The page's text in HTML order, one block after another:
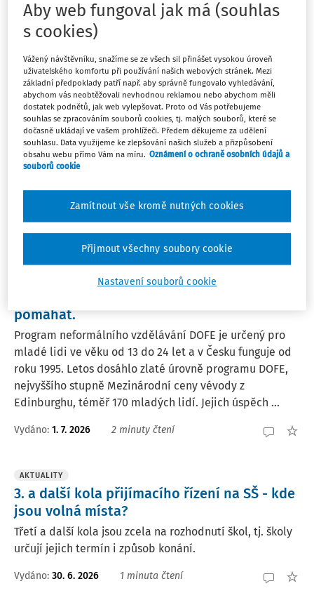
Komplexní průvodce a podpora (nejen) pro školní praxi
Vydáno:2. 7. 2026
AKTUALITY
Bezpečný tábor: Jak o prázdninách podpořit
rodiče a děti
Letní prázdniny jsou v plném proudu a tisíce dětí právě
teď tráví čas na táborech, soustředěních nebo
příměstských kurzech. Přestože školní chodby zejí
prázdnotou, role školy jako partnera pro rodiče
nekončí. Právě uprostřed léta jim můžete skrze školní ...
Vydáno:1. 7. 2026 7 minut čtení
pomáhat.
Program neformálního vzdělávání DOFE je určený pro
mladé lidi ve věku od 13 do 24 let a v Česku funguje od
roku 1995. Letos dosáhlo zlaté úrovně programu DOFE,
nejvyššího stupně Mezinárodní ceny vévody z
Edinburghu, téměř 170 mladých lidí. Jejich úspěch ...
Vydáno: 1. 7. 2026 2 minuty čtení
AKTUALITY
3. a další kola přijímacího řízení na SŠ - kde
jsou volná místa?
Třetí a další kola jsou zcela na rozhodnutí škol, tj. školy
určují jejich termín i způsob konání.
Vydáno: 30. 6. 2026 1 minuta čtení
Aby web fungoval jak má (souhlas
s cookies)
Vážený návštěvníku, snažíme se ze všech sil přinášet vysokou úroveň
uživatelského komfortu při používání našich webových stránek. Mezi
základní předpoklady patří např. aby správně fungovalo vyhledávání,
abychom vás neobtěžovali nevhodnou reklamou nebo abychom měli
dostatek podnětů, jak web vylepšovat. Proto od Vás potřebujeme
souhlas se zpracováním souborů cookies, tj. malých souborů, které se
dočasně ukládají ve vašem prohlížeči. Předem děkujeme za udělení
souhlasu. Data využijeme ke zlepšování našich služeb a přizpůsobení
obsahu webu přímo Vám na míru. Oznámení o ochraně osobních údajů a
souborů cookie
Nastavení souborů cookie
Zamítnout vše kromě nutných cookies
Přijmout všechny soubory cookie